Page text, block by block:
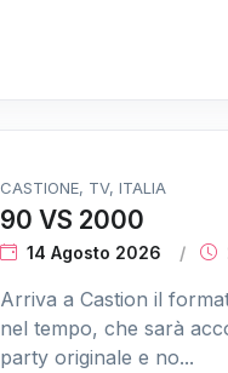
CASTIONE, TV, ITALIA
90 VS 2000
14 Agosto 2026
Arriva a Castion il
nel tempo, che sarà
party originale e no...